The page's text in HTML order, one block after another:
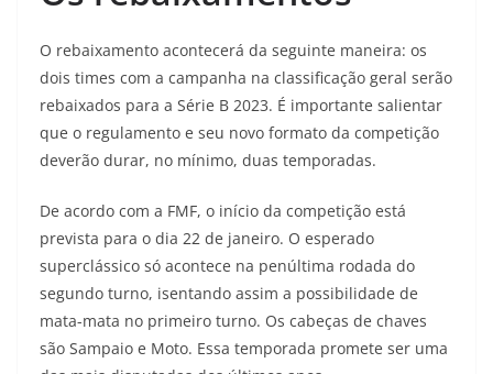
O rebaixamento acontecerá da seguinte maneira: os
dois times com a campanha na classificação geral serão
rebaixados para a Série B 2023. É importante salientar
que o regulamento e seu novo formato da competição
deverão durar, no mínimo, duas temporadas.
De acordo com a FMF, o início da competição está
prevista para o dia 22 de janeiro. O esperado
superclássico só acontece na penúltima rodada do
segundo turno, isentando assim a possibilidade de
mata-mata no primeiro turno. Os cabeças de chaves
são Sampaio e Moto. Essa temporada promete ser uma